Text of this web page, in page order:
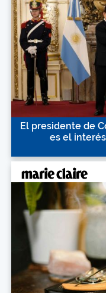
El presidente de
es el